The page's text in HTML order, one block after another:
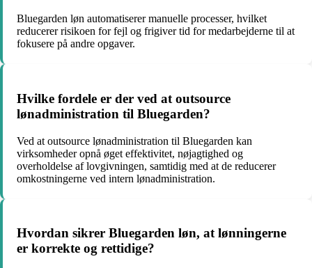
Bluegarden løn automatiserer manuelle processer, hvilket
reducerer risikoen for fejl og frigiver tid for medarbejderne til at
fokusere på andre opgaver.
Hvilke fordele er der ved at outsource
lønadministration til Bluegarden?
Ved at outsource lønadministration til Bluegarden kan
virksomheder opnå øget effektivitet, nøjagtighed og
overholdelse af lovgivningen, samtidig med at de reducerer
omkostningerne ved intern lønadministration.
Hvordan sikrer Bluegarden løn, at lønningerne
er korrekte og rettidige?